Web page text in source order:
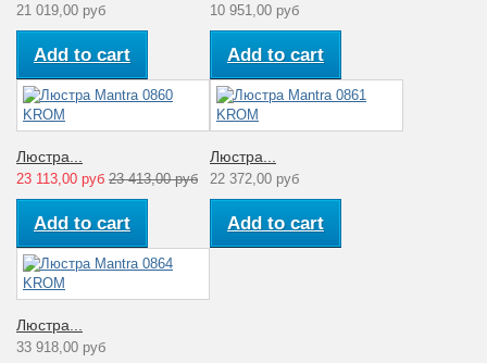
21 019,00 руб
Add to cart
10 951,00 руб
Add to cart
Люстра...
23 113,00 руб 23 413,00 руб
Add to cart
Люстра...
22 372,00 руб
Add to cart
Люстра...
33 918,00 руб